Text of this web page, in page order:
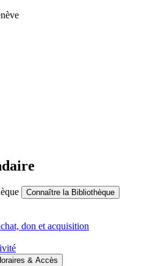
Connaître la Bibliothèque
don et acquisition
& Accès